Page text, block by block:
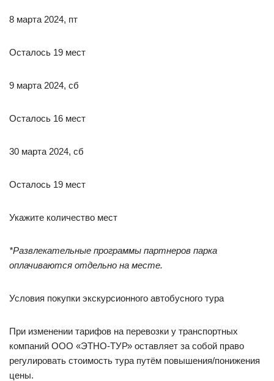
8 марта 2024, пт
Осталось 19 мест
9 марта 2024, сб
Осталось 16 мест
30 марта 2024, сб
Осталось 19 мест
Укажите количество мест
*Развлекательные программы партнеров парка
оплачиваются отдельно на месте.
Условия покупки экскурсионного автобусного тура
При изменении тарифов на перевозки у транспортных
компаний ООО «ЭТНО-ТУР» оставляет за собой право
регулировать стоимость тура путём повышения/понижения
цены.